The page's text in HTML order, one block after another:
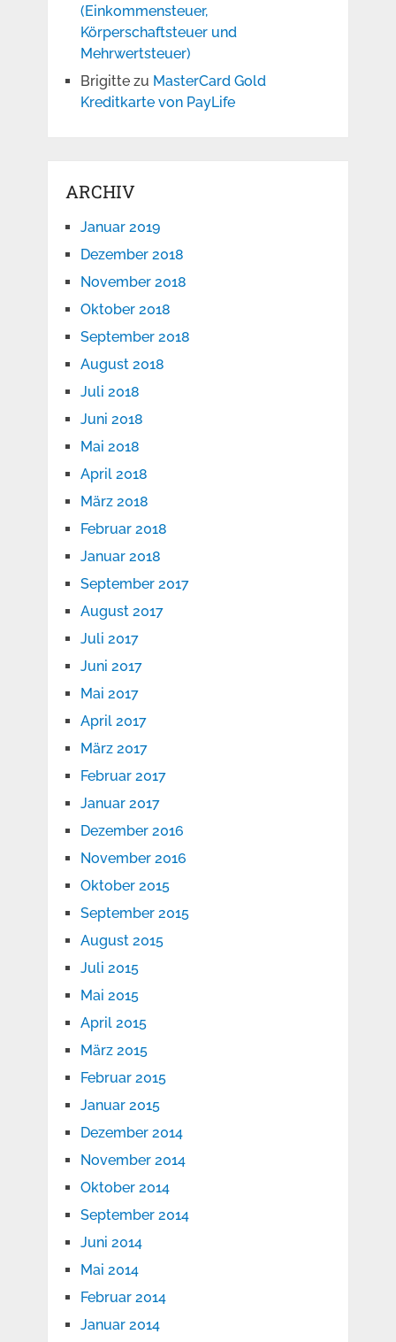
(Einkommensteuer,
Körperschaftsteuer und
Mehrwertsteuer)
Brigittezu MasterCard Gold
Kreditkarte von PayLife
ARCHIV
Januar 2019
Dezember 2018
November 2018
Oktober 2018
September 2018
August 2018
Juli 2018
Juni 2018
Mai 2018
April 2018
März 2018
Februar 2018
Januar 2018
September 2017
August 2017
Juli 2017
Juni 2017
Mai 2017
April 2017
März 2017
Februar 2017
Januar 2017
Dezember 2016
November 2016
Oktober 2015
September 2015
August 2015
Juli 2015
Mai 2015
April 2015
März 2015
Februar 2015
Januar 2015
Dezember 2014
November 2014
Oktober 2014
September 2014
Juni 2014
Mai 2014
Februar 2014
Januar 2014